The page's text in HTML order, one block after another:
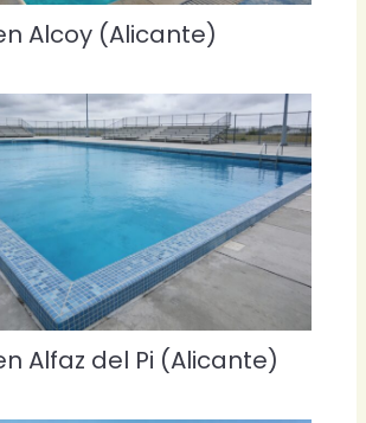
Alcoy (Alicante)
Alfaz del Pi (Alicante)